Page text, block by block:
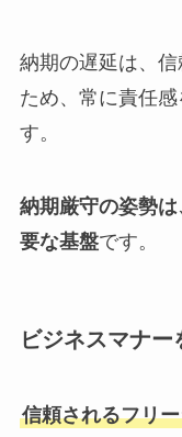
納期の遅延は、
ため、常に責任
す。
納期厳守の姿勢
要な基盤です。
ビジネスマナー
信頼されるフリ